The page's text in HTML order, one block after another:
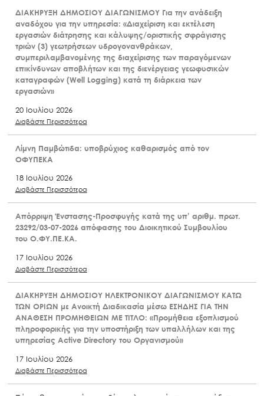
ΔΙΑΚΗΡΥΞΗ ΔΗΜΟΣΙΟΥ ΔΙΑΓΩΝΙΣΜΟΥ Για την ανάδειξη
αναδόχου για την υπηρεσία: «Διαχείριση και εκτέλεση
εργασιών διάτρησης και κάλυψης/οριστικής σφράγισης
τριών (3) γεωτρήσεων υδρογονανθράκων,
συμπεριλαμβανομένης της διαχείρισης των παραγόμενων
επικίνδυνων αποβλήτων και της διενέργειας γεωφυσικών
καταγραφών (Well Logging) κατά τη διάρκεια των
εργασιών»
20 Ιουλίου 2026
Διαβάστε Περισσότερα
Λίμνη Παμβώτιδα: υποβρύχιος καθαρισμός από τον
ΟΦΥΠΕΚΑ
18 Ιουλίου 2026
Διαβάστε Περισσότερα
Απόρριψη Ένστασης-Προσφυγής κατά της υπ’ αριθμ. πρωτ.
23292/03-07-2026 απόφασης του Διοικητικού Συμβουλίου
του Ο.ΦΥ.ΠΕ.ΚΑ.
17 Ιουλίου 2026
Διαβάστε Περισσότερα
ΔΙΑΚΗΡΥΞΗ ΔΗΜΟΣΙΟΥ ΗΛΕΚΤΡΟΝΙΚΟΥ ΔΙΑΓΩΝΙΣΜΟΥ ΚΑΤΩ
ΤΩΝ ΟΡΙΩΝ με Ανοικτή Διαδικασία μέσω ΕΣΗΔΗΣ ΓΙΑ ΤΗΝ
ΑΝΑΘΕΣΗ ΠΡΟΜΗΘΕΙΩΝ ΜΕ ΤΙΤΛΟ: «Προμήθεια εξοπλισμού
πληροφορικής για την υποστήριξη των υπαλλήλων και της
υπηρεσίας Active Directory του Οργανισμού»
17 Ιουλίου 2026
Διαβάστε Περισσότερα